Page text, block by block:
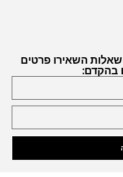
השאירו פרטים
בהקדם: